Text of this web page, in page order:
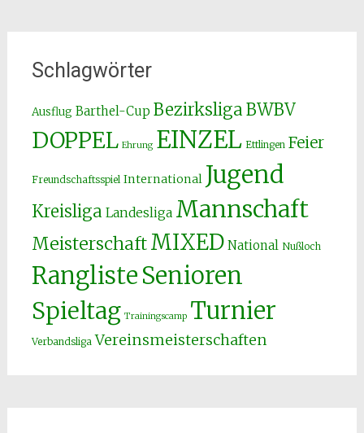
Schlagwörter
Ausflug Barthel-Cup BezirksligaBWBV
DOPPEL Ehrung EINZEL Ettlingen Feier
Freundschaftsspiel International Jugend
Kreisliga Landesliga Mannschaft
MeisterschaftMIXED National Nußloch
RanglisteSenioren
Spieltag Trainingscamp Turnier
Verbandsliga Vereinsmeisterschaften